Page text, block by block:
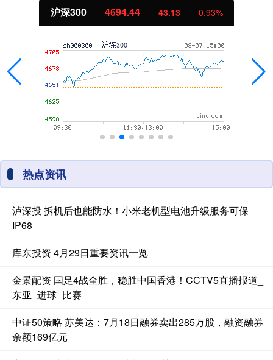
沪深300 4694.44 43.13 0.93%
热点资讯
泸深投 拆机后也能防水！小米老机型电池升级服务可保
IP68
库东投资 4月29日重要资讯一览
金景配资 国足4战全胜，稳胜中国香港！CCTV5直播报道_
东亚_进球_比赛
中证50策略 苏美达：7月18日融券卖出285万股，融资融券
余额169亿元